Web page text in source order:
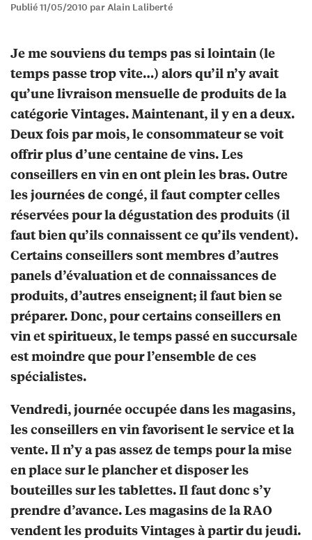
Publié 11/05/2010 par Alain Laliberté
Je me souviens du temps pas si lointain (le
temps passe trop vite…) alors qu’il n’y avait
qu’une livraison mensuelle de produits de la
catégorie Vintages. Maintenant, il y en a deux.
Deux fois par mois, le consommateur se voit
offrir plus d’une centaine de vins. Les
conseillers en vin en ont plein les bras. Outre
les journées de congé, il faut compter celles
réservées pour la dégustation des produits (il
faut bien qu’ils connaissent ce qu’ils vendent).
Certains conseillers sont membres d’autres
panels d’évaluation et de connaissances de
produits, d’autres enseignent; il faut bien se
préparer. Donc, pour certains conseillers en
vin et spiritueux, le temps passé en succursale
est moindre que pour l’ensemble de ces
spécialistes.
Vendredi, journée occupée dans les magasins,
les conseillers en vin favorisent le service et la
vente. Il n’y a pas assez de temps pour la mise
en place sur le plancher et disposer les
bouteilles sur les tablettes. Il faut donc s’y
prendre d’avance. Les magasins de la RAO
vendent les produits Vintages à partir du jeudi.